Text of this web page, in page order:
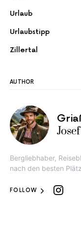
Urlaub
Urlaubstipp
Zillertal
AUTHOR
Josef
Bergliebhaber,
nach den besten
FOLLOW